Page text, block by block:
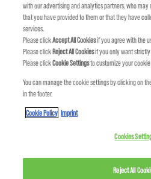
with our advertising and analytics partners, who
that you have provided to them or that they have
services.
Please clickAccept All Cookiesif you agree with the
Please clickReject All Cookiesif you only want
Please clickCookie Settingsto customize your
You can manage the cookie settings by clicking on
in the footer.
Cookie Policy Imprint
Cookies
Reject All